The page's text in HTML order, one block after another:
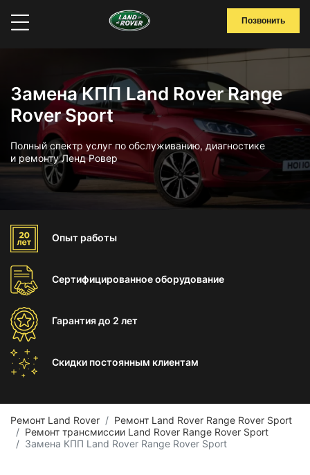
Позвонить
Замена КПП Land Rover Range
Rover Sport
Полный спектр услуг по обслуживанию, диагностике
и ремонту Ленд Ровер
Опыт работы
Сертифицированноеоборудование
Гарантиядо 2 лет
Скидки постоянным клиентам
Ремонт Land Rover
Ремонт Land Rover Range Rover Sport
Ремонт трансмиссии Land Rover Range Rover Sport
Замена КПП Land Rover Range Rover Sport